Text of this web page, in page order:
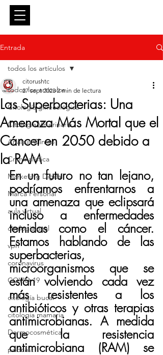
Entrada
todos los artículos
Citología ginecológica
Citología Veterinaria
Análisis Clínico
Criminalística
Marketing Digital
Marca Personal
aula virtual
citologia anal
vph
coronavirus
COVID-19
citología bucal
citologia mamaria
Dermocosmética
podcast
todos los artículos
Las Superbacterias: Una
Amenaza Más Mortal que el
Cáncer en 2050 debido a
la RAM
citorushtc
27 sept 2023 2 min de lectura
En un futuro no tan lejano,
podríamos enfrentarnos a
una amenaza que eclipsará
incluso a enfermedades
temidas como el cáncer.
Estamos hablando de las
superbacterias,
microorganismos que se
están volviendo cada vez
más resistentes a los
antibióticos y otras terapias
antimicrobianas. A medida
que la resistencia
antimicrobiana (RAM) se